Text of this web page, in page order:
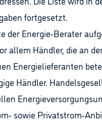
fortgesetzt.
der Energie-Berater
allem Händler, die an
Energielieferanten
Händler.
sowie Privatstrom-